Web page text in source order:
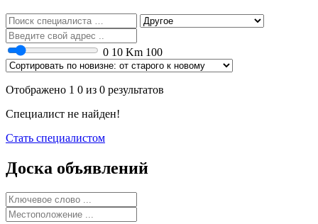
0 10 Km 100
Отображено 1 0 из 0 результатов
Специалист не найден!
Стать специалистом
Доска объявлений